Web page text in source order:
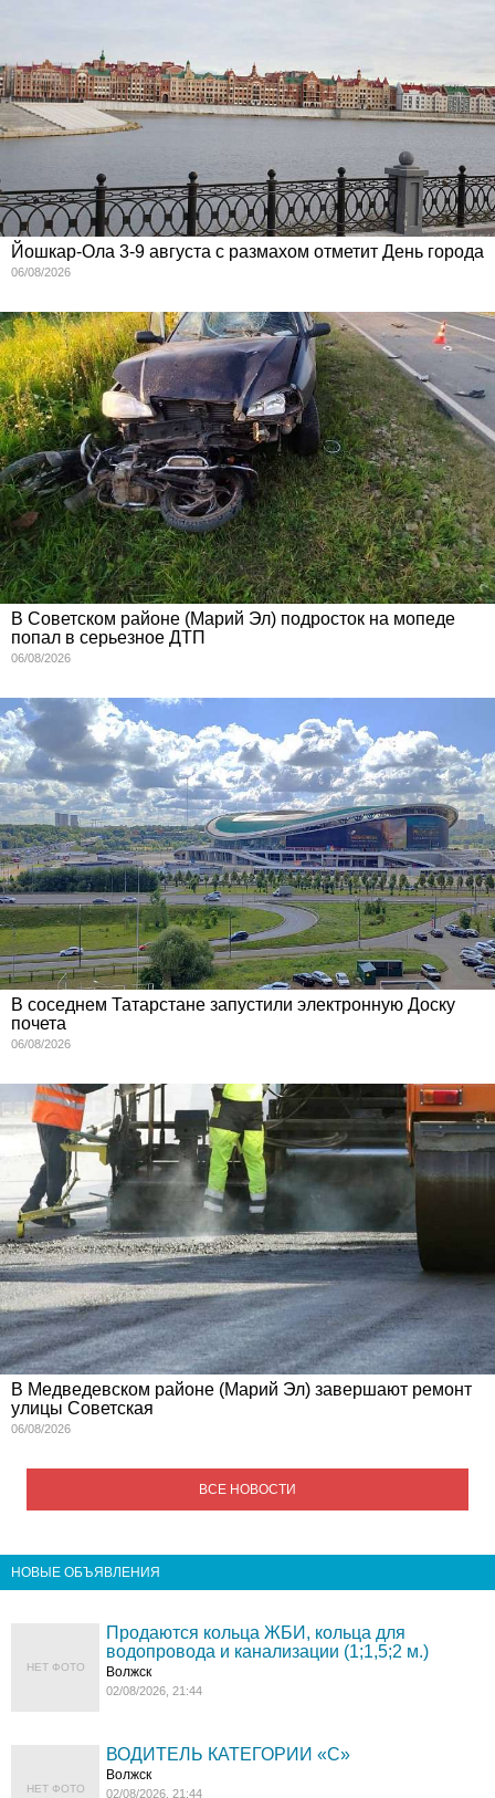
Йошкар-Ола 3-9 августа с размахом отметит День города
06/08/2026
В Советском районе (Марий Эл) подросток на мопеде
попал в серьезное ДТП
06/08/2026
В соседнем Татарстане запустили электронную Доску
почета
06/08/2026
В Медведевском районе (Марий Эл) завершают ремонт
улицы Советская
06/08/2026
ВСЕ НОВОСТИ
НОВЫЕ ОБЪЯВЛЕНИЯ
НЕТ ФОТО
Продаются кольца ЖБИ, кольца для
водопровода и канализации (1;1,5;2 м.)
Волжск
02/08/2026, 21:44
НЕТ ФОТО
ВОДИТЕЛЬ КАТЕГОРИИ «C»
Волжск
02/08/2026, 21:44